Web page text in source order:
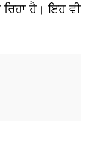
ਹੈ। ਇਹ ਵੀ